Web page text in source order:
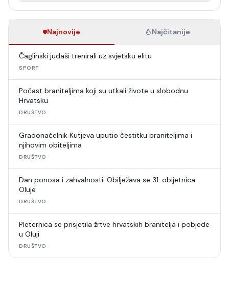
Najnovije Najčitanije
Čaglinski judaši trenirali uz svjetsku elitu
SPORT
Počast braniteljima koji su utkali živote u slobodnu
Hrvatsku
DRUŠTVO
Gradonačelnik Kutjeva uputio čestitku braniteljima i
njihovim obiteljima
DRUŠTVO
Dan ponosa i zahvalnosti: Obilježava se 31. obljetnica
Oluje
DRUŠTVO
Pleternica se prisjetila žrtve hrvatskih branitelja i pobjede
u Oluji
DRUŠTVO